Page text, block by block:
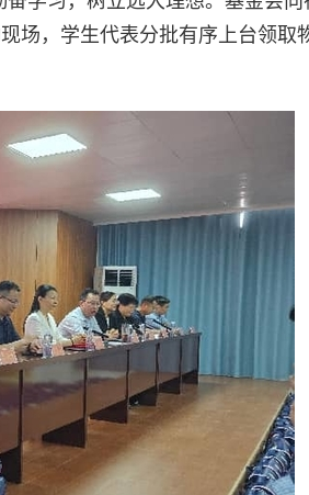
场，学生代表分批有序上台领取